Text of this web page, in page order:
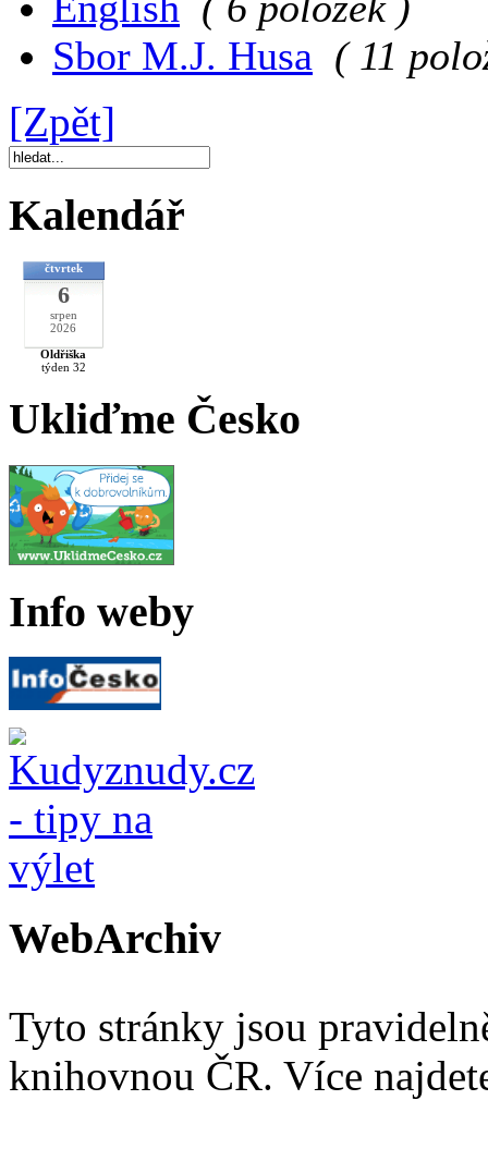
Sbor M.J. Husa ( 11
[Zpět]
Kalendář
čtvrtek
6
srpen
2026
Oldřiška
týden 32
Ukliďme Česko
Info weby
WebArchiv
Tyto stránky jsou
knihovnou ČR. Více